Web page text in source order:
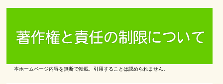
本ホームページ内容を無断で転載、引用することは認められません。